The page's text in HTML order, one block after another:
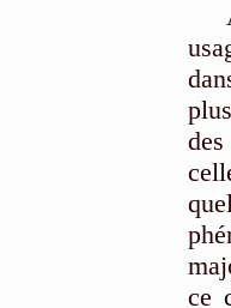
ce